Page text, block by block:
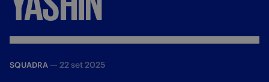
SQUADRA — 22 set 2025